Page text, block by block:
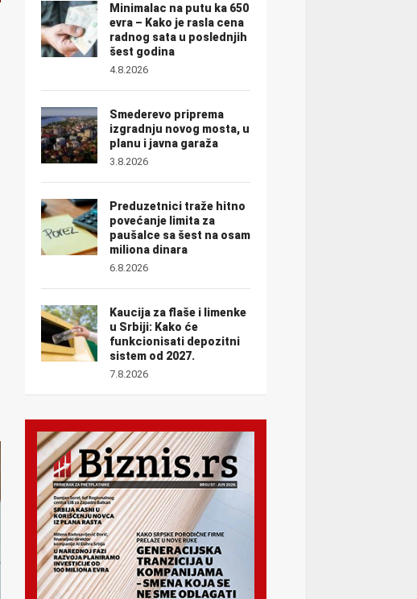
Minimalac na putu ka 650
evra – Kako je rasla cena
radnog sata u poslednjih
šest godina
4.8.2026
Smederevo priprema
izgradnju novog mosta, u
planu i javna garaža
3.8.2026
Preduzetnici traže hitno
povećanje limita za
paušalce sa šest na osam
miliona dinara
6.8.2026
Kaucija za flaše i limenke
u Srbiji: Kako će
funkcionisati depozitni
sistem od 2027.
7.8.2026